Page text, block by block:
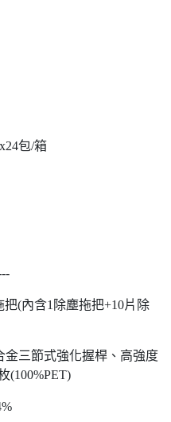
包/箱
(內含1除塵拖把+10片除
金三節式強化握桿、高強度
(100%PET)